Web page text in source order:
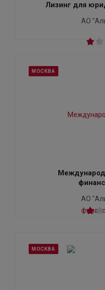
Лизинг для
АО
МОСКВА
АО
МОСКВА